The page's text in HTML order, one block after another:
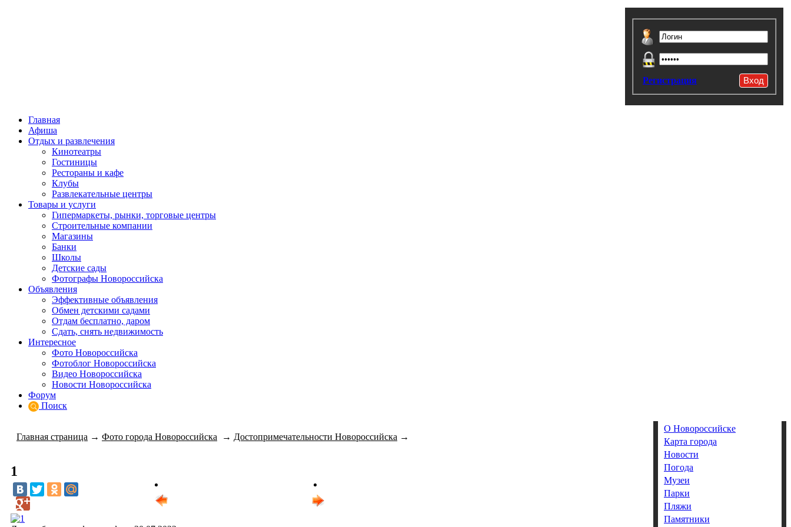
Регистрация
Главная
Афиша
Отдых и развлечения
Кинотеатры
Гостиницы
Рестораны и кафе
Клубы
Развлекательные центры
Товары и услуги
Гипермаркеты, рынки, торговые центры
Строительные компании
Магазины
Банки
Школы
Детские сады
Фотографы Новороссийска
Объявления
Эффективные объявления
Обмен детскими садами
Отдам бесплатно, даром
Сдать, снять недвижимость
Интересное
Фото Новороссийска
Фотоблог Новороссийска
Видео Новороссийска
Новости Новороссийска
Форум
Поиск
Главная страница → Фото города Новороссийска → Достопримечательности Новороссийска →
1
О Новороссийске
Карта города
Новости
Погода
Музеи
Парки
Пляжи
Памятники